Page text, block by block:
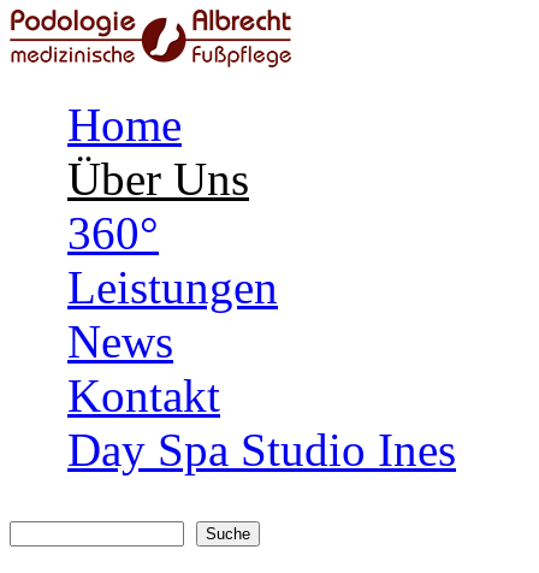
Home
Über Uns
360°
Leistungen
News
Kontakt
Day Spa Studio Ines